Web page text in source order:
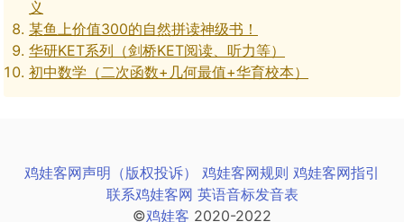
义
某鱼上价值300的自然拼读神级书！
华研KET系列（剑桥KET阅读、听力等）
初中数学（二次函数+几何最值+华育校本）
鸡娃客网声明（版权投诉） 鸡娃客网规则 鸡娃客网指引
联系鸡娃客网 英语音标发音表
©鸡娃客 2020-2022